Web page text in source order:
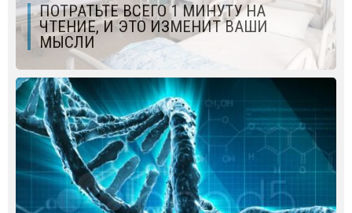
ПОТРАТЬТЕ ВСЕГО 1 МИНУТУ НА
ЧТЕНИЕ, И ЭТО ИЗМЕНИТ ВАШИ
МЫСЛИ